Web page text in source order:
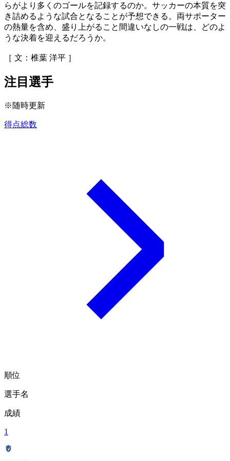
らがより多くのゴールを記録するのか。サッカーの本質を突
き詰めるような試合となることが予想できる。両サポーター
の熱量を含め、盛り上がること間違いなしの一戦は、どのよ
うな決着を迎えるだろうか。
［ 文：椎葉 洋平 ］
注目選手
※随時更新
得点総数
順位
選手名
成績
1